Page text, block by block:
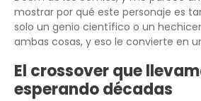
mostrar por qué este personaje es
solo un genio científico o un
ambas cosas, y eso le convierte en
El crossover que
esperando décadas